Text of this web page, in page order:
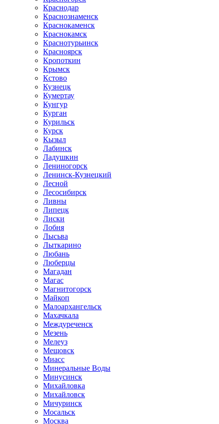
Краснодар
Краснознаменск
Краснокаменск
Краснокамск
Краснотурьинск
Красноярск
Кропоткин
Крымск
Кстово
Кузнецк
Кумертау
Кунгур
Курган
Курильск
Курск
Кызыл
Лабинск
Ладушкин
Лениногорск
Ленинск-Кузнецкий
Лесной
Лесосибирск
Ливны
Липецк
Лиски
Лобня
Лысьва
Лыткарино
Любань
Люберцы
Магадан
Магас
Магнитогорск
Майкоп
Малоархангельск
Махачкала
Междуреченск
Мезень
Мелеуз
Мещовск
Миасс
Минеральные Воды
Минусинск
Михайловка
Михайловск
Мичуринск
Мосальск
Москва